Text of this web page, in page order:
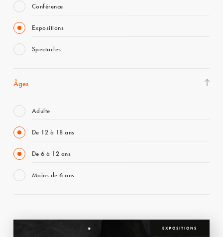
Conférence
Expositions
Spectacles
Âges
Adulte
De 12 à 18 ans
De 6 à 12 ans
Moins de 6 ans
EXPOSITIONS